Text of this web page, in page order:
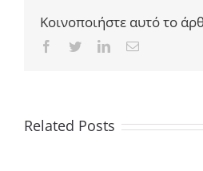
Κοινοποιήστε αυτό το
Facebook
TwitterLinkedInEmail
Related Posts